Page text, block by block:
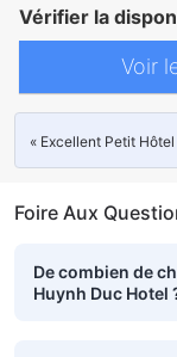
Vérifier la
Voir
« Excellent Petit
Foire Aux
De combien de
Huynh Duc Hotel